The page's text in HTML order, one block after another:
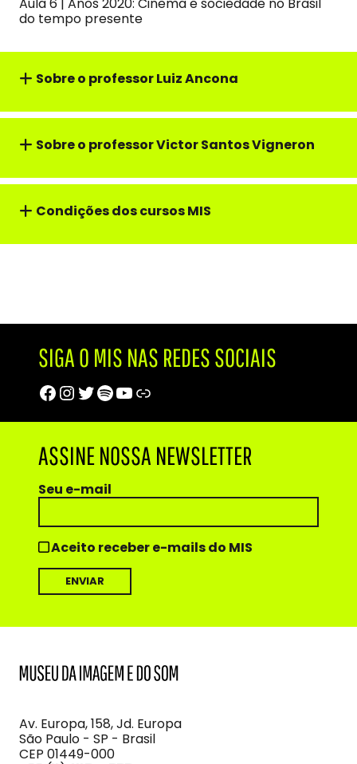
do tempo presente
Sobre o professor Luiz Ancona
Sobre o professor Victor Santos Vigneron
Condições dos cursos MIS
SIGA O MIS NAS REDES SOCIAIS
Facebook
Instagram
Twitter
Spotify
Youtube
Trip Advisor
ASSINE NOSSA NEWSLETTER
Seu e-mail
Aceito receber e-mails do MIS
Imagem
e
do
Av. Europa, 158, Jd. Europa
São Paulo - SP - Brasil
CEP 01449-000